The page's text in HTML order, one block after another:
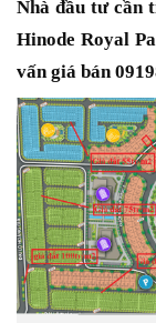
Nhà đầu tư cần
Hinode Royal
vấn giá bán